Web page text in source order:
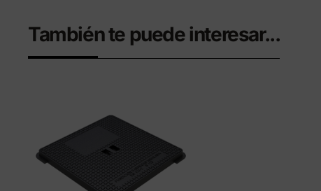
También te puede interesar...